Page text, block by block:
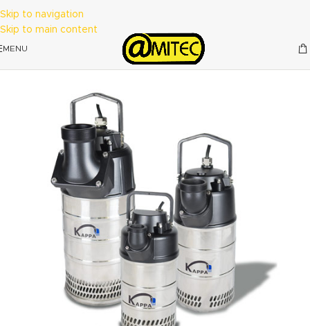
Skip to navigation
Skip to main content
MENU